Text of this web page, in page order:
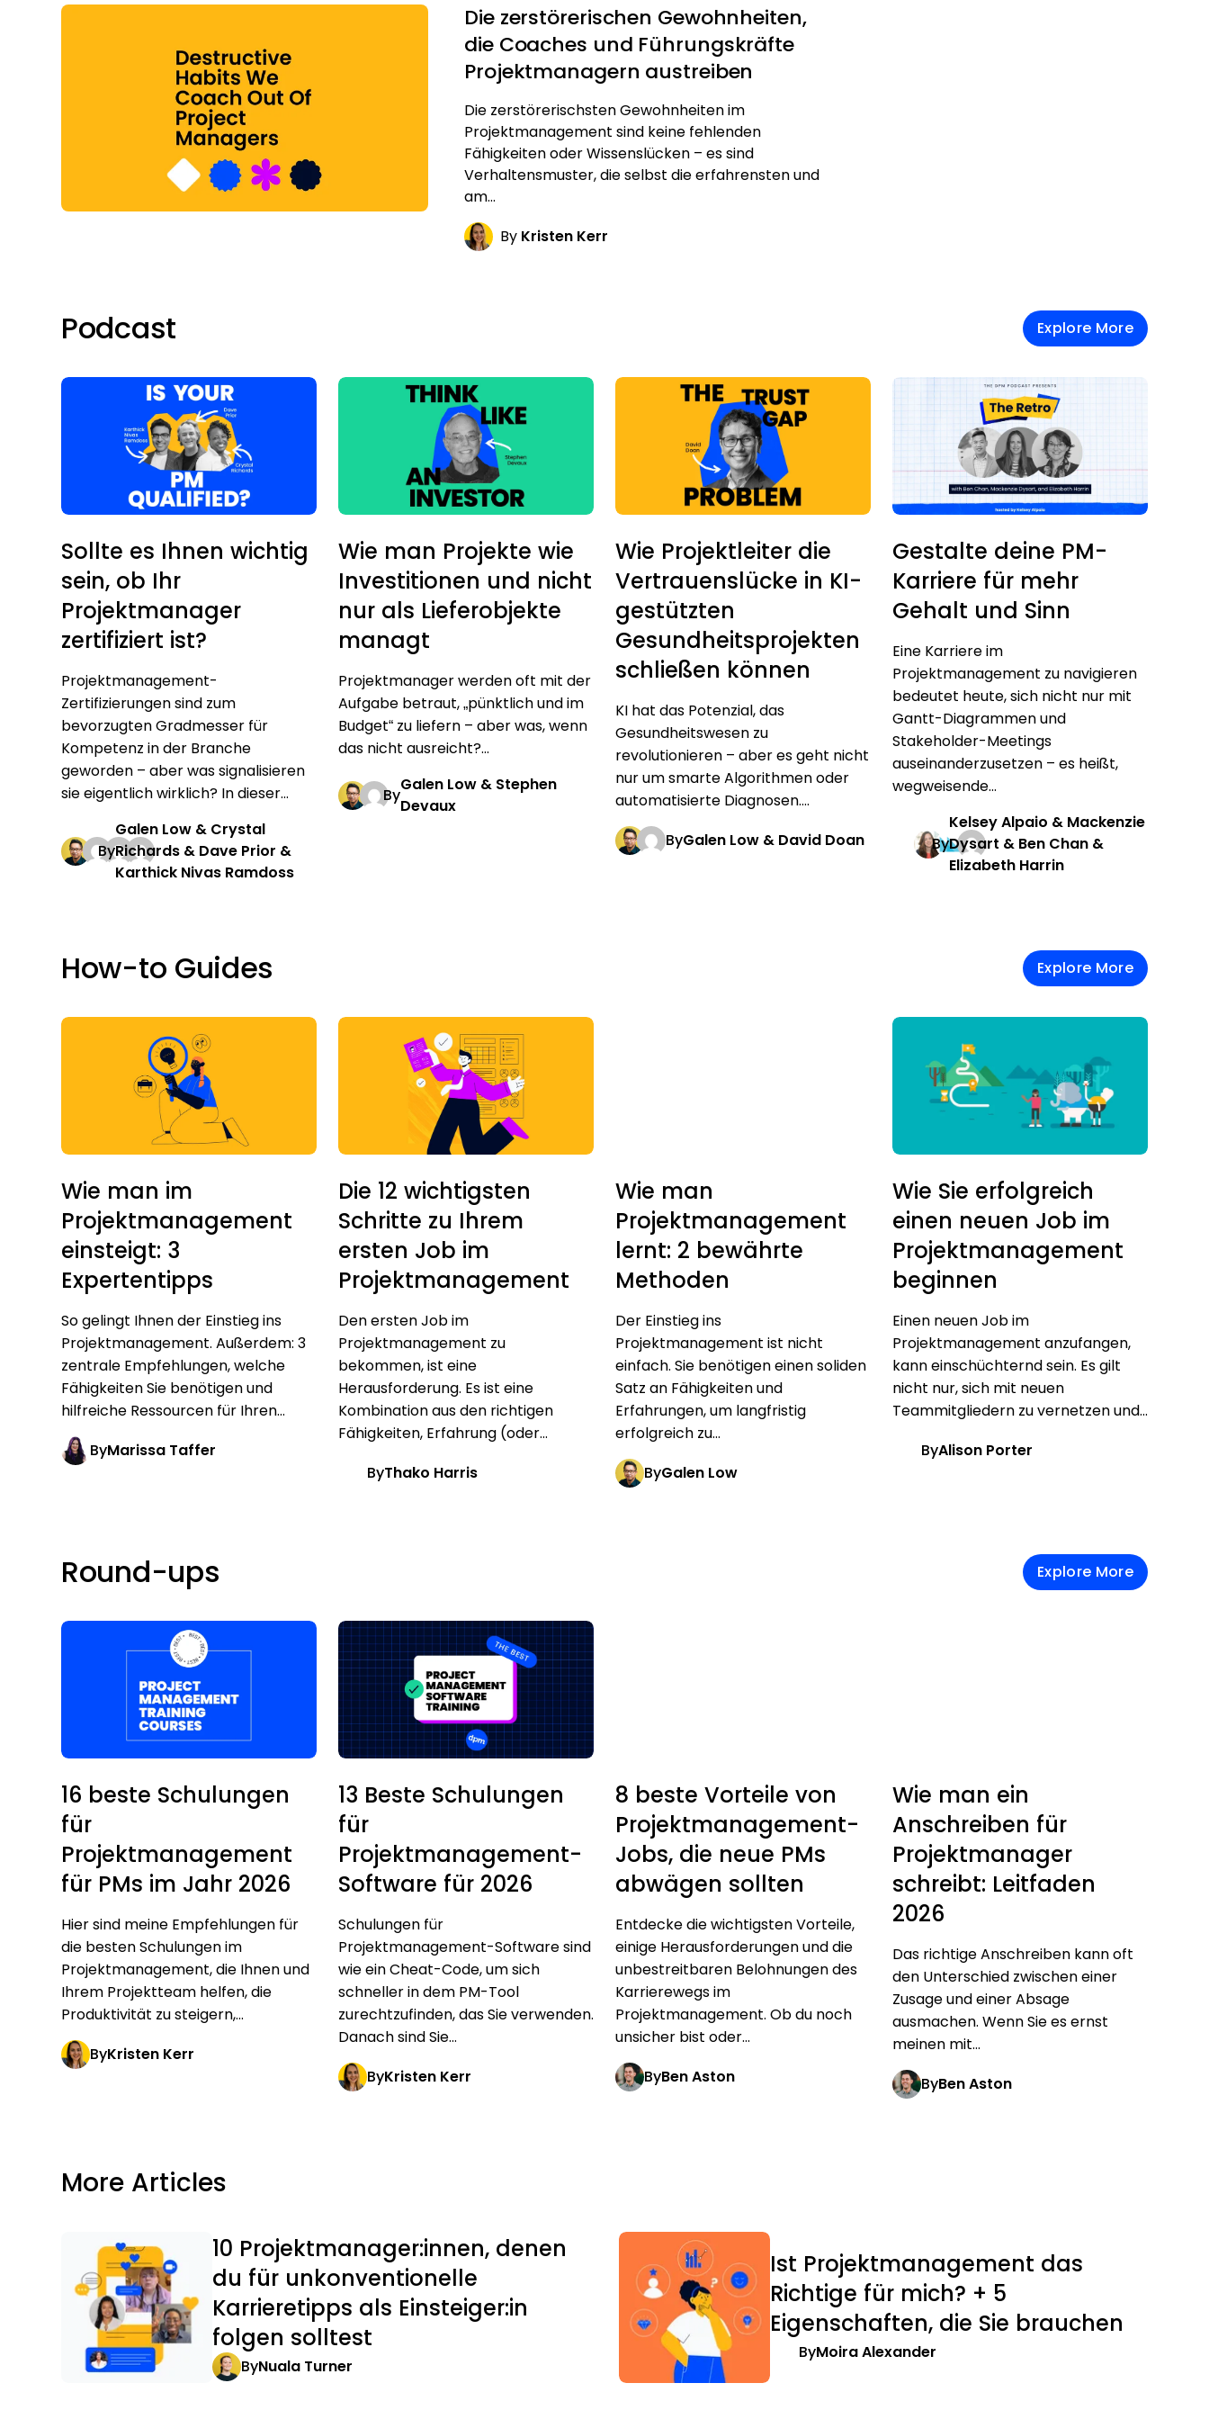
Die zerstörerischen Gewohnheiten,
die Coaches und Führungskräfte
Projektmanagern austreiben
Die zerstörerischsten Gewohnheiten im
Projektmanagement sind keine fehlenden
Fähigkeiten oder Wissenslücken – es sind
Verhaltensmuster, die selbst die erfahrensten und
am…
By Kristen Kerr
Podcast Explore More
Sollte es Ihnen wichtig
sein, ob Ihr
Projektmanager
zertifiziert ist?
Projektmanagement-
Zertifizierungen sind zum
bevorzugten Gradmesser für
Kompetenz in der Branche
geworden – aber was signalisieren
sie eigentlich wirklich? In dieser...
By
Galen Low & Crystal
Richards & Dave Prior &
Karthick Nivas Ramdoss
Wie man Projekte wie
Investitionen und nicht
nur als Lieferobjekte
managt
Projektmanager werden oft mit der
Aufgabe betraut, „pünktlich und im
Budget“ zu liefern – aber was, wenn
das nicht ausreicht?...
By
Galen Low & Stephen
Devaux
Wie Projektleiter die
Vertrauenslücke in KI-
gestützten
Gesundheitsprojekten
schließen können
KI hat das Potenzial, das
Gesundheitswesen zu
revolutionieren – aber es geht nicht
nur um smarte Algorithmen oder
automatisierte Diagnosen....
ByGalen Low & David Doan
Gestalte deine PM-
Karriere für mehr
Gehalt und Sinn
Eine Karriere im
Projektmanagement zu navigieren
bedeutet heute, sich nicht nur mit
Gantt-Diagrammen und
Stakeholder-Meetings
auseinanderzusetzen – es heißt,
wegweisende...
By
Kelsey Alpaio & Mackenzie
Dysart & Ben Chan &
Elizabeth Harrin
How-to Guides Explore More
Wie man im
Projektmanagement
einsteigt: 3
Expertentipps
So gelingt Ihnen der Einstieg ins
Projektmanagement. Außerdem: 3
zentrale Empfehlungen, welche
Fähigkeiten Sie benötigen und
hilfreiche Ressourcen für Ihren...
ByMarissa Taffer
Die 12 wichtigsten
Schritte zu Ihrem
ersten Job im
Projektmanagement
Den ersten Job im
Projektmanagement zu
bekommen, ist eine
Herausforderung. Es ist eine
Kombination aus den richtigen
Fähigkeiten, Erfahrung (oder...
ByThako Harris
Wie man
Projektmanagement
lernt: 2 bewährte
Methoden
Der Einstieg ins
Projektmanagement ist nicht
einfach. Sie benötigen einen soliden
Satz an Fähigkeiten und
Erfahrungen, um langfristig
erfolgreich zu...
ByGalen Low
Wie Sie erfolgreich
einen neuen Job im
Projektmanagement
beginnen
Einen neuen Job im
Projektmanagement anzufangen,
kann einschüchternd sein. Es gilt
nicht nur, sich mit neuen
Teammitgliedern zu vernetzen und...
ByAlison Porter
Round-ups Explore More
16 beste Schulungen
für
Projektmanagement
für PMs im Jahr 2026
Hier sind meine Empfehlungen für
die besten Schulungen im
Projektmanagement, die Ihnen und
Ihrem Projektteam helfen, die
Produktivität zu steigern,...
ByKristen Kerr
13 Beste Schulungen
für
Projektmanagement-
Software für 2026
Schulungen für
Projektmanagement-Software sind
wie ein Cheat-Code, um sich
schneller in dem PM-Tool
zurechtzufinden, das Sie verwenden.
Danach sind Sie...
ByKristen Kerr
8 beste Vorteile von
Projektmanagement-
Jobs, die neue PMs
abwägen sollten
Entdecke die wichtigsten Vorteile,
einige Herausforderungen und die
unbestreitbaren Belohnungen des
Karrierewegs im
Projektmanagement. Ob du noch
unsicher bist oder...
ByBen Aston
Wie man ein
Anschreiben für
Projektmanager
schreibt: Leitfaden
2026
Das richtige Anschreiben kann oft
den Unterschied zwischen einer
Zusage und einer Absage
ausmachen. Wenn Sie es ernst
meinen mit...
ByBen Aston
More Articles
10 Projektmanager:innen, denen
du für unkonventionelle
Karrieretipps als Einsteiger:in
folgen solltest
ByNuala Turner
Ist Projektmanagement das
Richtige für mich? + 5
Eigenschaften, die Sie brauchen
ByMoira Alexander